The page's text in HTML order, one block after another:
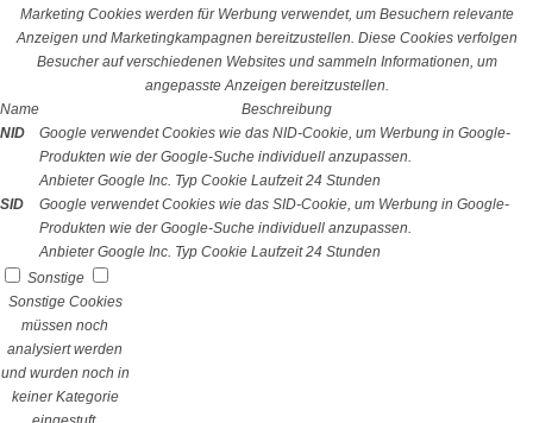
Marketing Cookies werden für Werbung verwendet, um Besuchern relevante
Anzeigen und Marketingkampagnen bereitzustellen. Diese Cookies verfolgen
Besucher auf verschiedenen Websites und sammeln Informationen, um
angepasste Anzeigen bereitzustellen.
Name
Beschreibung
NID
Google verwendet Cookies wie das NID-Cookie, um Werbung in Google-
Produkten wie der Google-Suche individuell anzupassen.
Anbieter Google Inc. Typ Cookie Laufzeit 24 Stunden
SID
Google verwendet Cookies wie das SID-Cookie, um Werbung in Google-
Produkten wie der Google-Suche individuell anzupassen.
Anbieter Google Inc. Typ Cookie Laufzeit 24 Stunden
Sonstige
Sonstige Cookies
müssen noch
analysiert werden
und wurden noch in
keiner Kategorie